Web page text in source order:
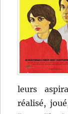
leurs
réalisé,